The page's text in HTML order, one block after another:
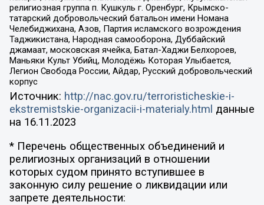
религиозная группа п. Кушкуль г. Оренбург, Крымско-
татарский добровольческий батальон имени Номана
Челебиджихана, Азов, Партия исламского возрождения
Таджикистана, Народная самооборона, Дуббайский
джамаат, московская ячейка, Батал-Хаджи Белхороев,
Маньяки Культ Убийц, Молодёжь Которая Улыбается,
Легион Свобода России, Айдар, Русский добровольческий
корпус
Источник: http://nac.gov.ru/terroristicheskie-i-
ekstremistskie-organizacii-i-materialy.html данные
на 16.11.2023
* Перечень общественных объединений и
религиозных организаций в отношении
которых судом принято вступившее в
законную силу решение о ликвидации или
запрете деятельности: